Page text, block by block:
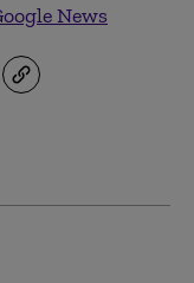
News